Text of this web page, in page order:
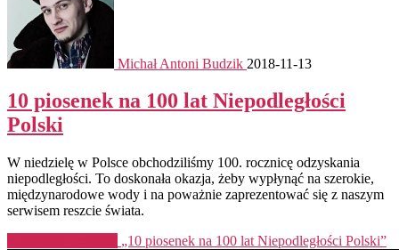
Michał Antoni Budzik 2018-11-13
10 piosenek na 100 lat Niepodległości
Polski
W niedzielę w Polsce obchodziliśmy 100. rocznicę odzyskania
niepodległości. To doskonała okazja, żeby wypłynąć na szerokie,
międzynarodowe wody i na poważnie zaprezentować się z naszym
serwisem reszcie świata.
„10 piosenek na 100 lat Niepodległości Polski”